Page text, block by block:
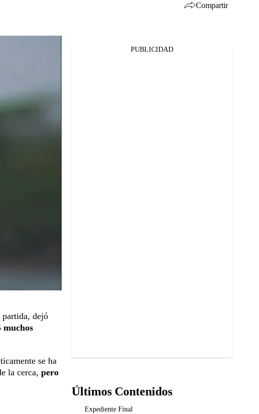
Compartir
dejó
muchos
se ha
la cerca, pero
PUBLICIDAD
Últimos Contenidos
Expediente Final